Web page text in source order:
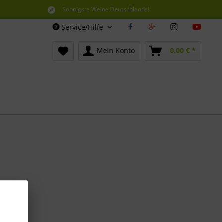
Sonnigste Weine Deutschlands!
Aus den südlichsten Spitzenlagen
Service/Hilfe
Mein Konto 0,00 € *